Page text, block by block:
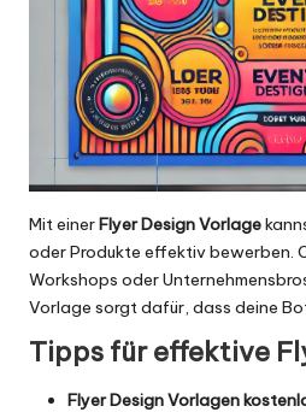
Mit einerFlyer Design Vorlage
oderProdukte effektiv bewerben.
Workshops oder
Vorlage sorgt dafür, dass deine
Tipps für effektive
Flyer Design Vorlagen